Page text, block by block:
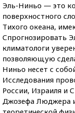
Эль-Ниньо — это
поверхностного
Тихого океана,
Спрогнозировать
климатологи
позволяющую
Ниньо несет с
Исследования
России, Израиля и
Джозефа Люджера